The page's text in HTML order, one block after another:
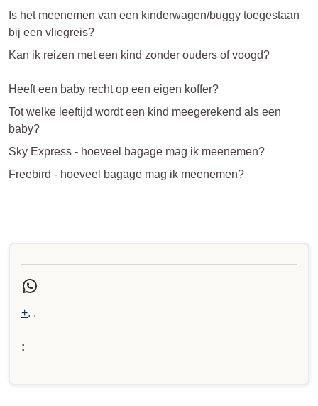
Is het meenemen van een kinderwagen/buggy toegestaan
bij een vliegreis?
Kan ik reizen met een kind zonder ouders of voogd?
Heeft een baby recht op een eigen koffer?
Tot welke leeftijd wordt een kind meegerekend als een
baby?
Sky Express - hoeveel bagage mag ik meenemen?
Freebird - hoeveel bagage mag ik meenemen?
+. .
: